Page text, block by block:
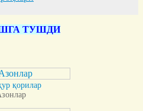
ТУШДИ
қорилар